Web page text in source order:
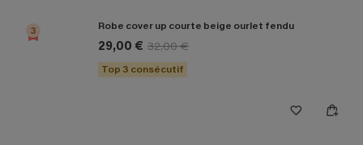
3 Robe cover up courte beige ourlet fendu
29,00 € 32,00 €
Top 3 consécutif